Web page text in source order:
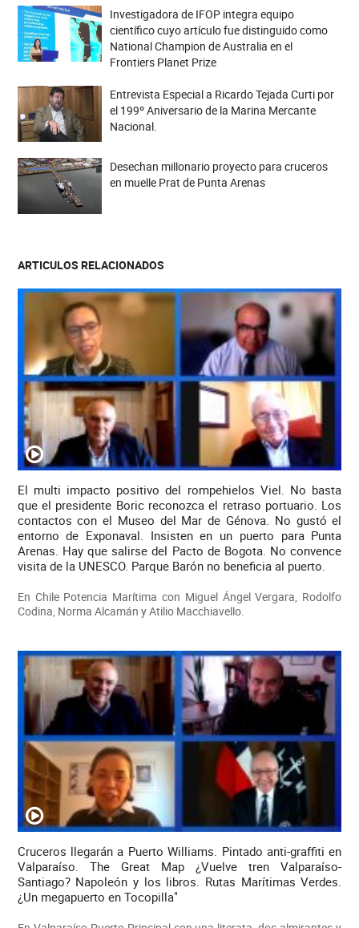
Investigadora de IFOP integra equipo
científico cuyo artículo fue distinguido como
National Champion de Australia en el
Frontiers Planet Prize
Entrevista Especial a Ricardo Tejada Curti por
el 199º Aniversario de la Marina Mercante
Nacional.
Desechan millonario proyecto para cruceros
en muelle Prat de Punta Arenas
ARTICULOS RELACIONADOS
El multi impacto positivo del rompehielos Viel. No basta
que el presidente Boric reconozca el retraso portuario. Los
contactos con el Museo del Mar de Génova. No gustó el
entorno de Exponaval. Insisten en un puerto para Punta
Arenas. Hay que salirse del Pacto de Bogota. No convence
visita de la UNESCO. Parque Barón no beneficia al puerto.
En Chile Potencia Marítima con Miguel Ángel Vergara, Rodolfo
Codina, Norma Alcamán y Atilio Macchiavello.
Cruceros llegarán a Puerto Williams. Pintado anti-graffiti en
Valparaíso. The Great Map ¿Vuelve tren Valparaíso-
Santiago? Napoleón y los libros. Rutas Marítimas Verdes.
¿Un megapuerto en Tocopilla"